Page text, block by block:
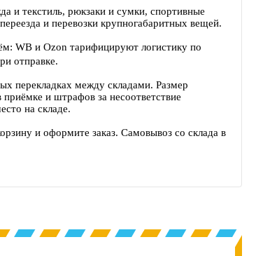
и текстиль, рюкзаки и сумки, спортивные
и перевозки крупногабаритных вещей.
WB и Ozon тарифицируют логистику по
отправке.
перекладках между складами. Размер
и штрафов за несоответствие
на складе.
и оформите заказ. Самовывоз со склада в